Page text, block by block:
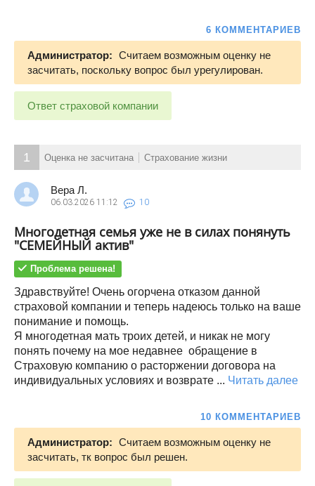
6 КОММЕНТАРИЕВ
Администратор: Считаем возможным оценку не
засчитать, поскольку вопрос был урегулирован.
Ответ страховой компании
1 Оценка не засчитана Страхование жизни
Вера Л.
06.03.2026 11:12 10
Многодетная семья уже не в силах понянуть
"СЕМЕЙНЫЙ актив"
Проблема решена!
Здравствуйте! Очень огорчена отказом данной
страховой компании и теперь надеюсь только на ваше
понимание и помощь.
Я многодетная мать троих детей, и никак не могу
понять почему на мое недавнее обращение в
Страховую компанию о расторжении договора на
индивидуальных условиях и возврате ... Читать далее
10 КОММЕНТАРИЕВ
Администратор: Считаем возможным оценку не
засчитать, тк вопрос был решен.